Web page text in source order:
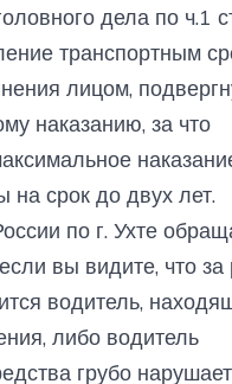
дела по ч.1
транспортным
лицом,
наказанию, за что
срок до двух лет.
по г. Ухте
вы видите, что за
водитель,
либо водитель
грубо